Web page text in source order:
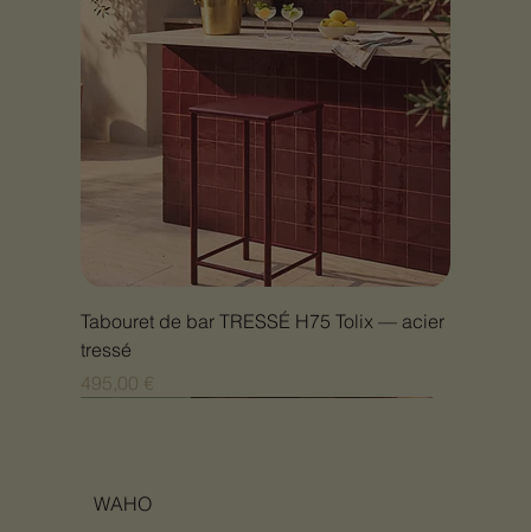
Tabouret de bar TRESSÉ H75 Tolix — acier
tressé
Prix
495,00 €
WAHO